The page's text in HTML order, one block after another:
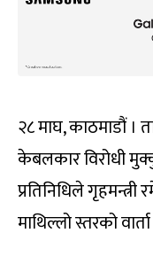
२८ माघ, काठमाडौं ।
केबलकार विरोधी
प्रतिनिधिले
माथिल्लो स्तरको